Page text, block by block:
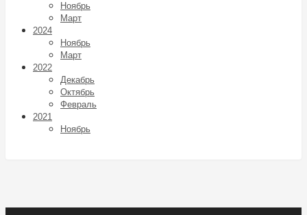
Ноябрь
Март
2024
Ноябрь
Март
2022
Декабрь
Октябрь
Февраль
2021
Ноябрь